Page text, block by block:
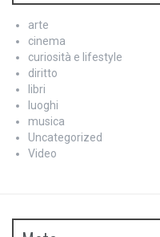
arte
cinema
curiosità e lifestyle
diritto
libri
luoghi
musica
Uncategorized
Video